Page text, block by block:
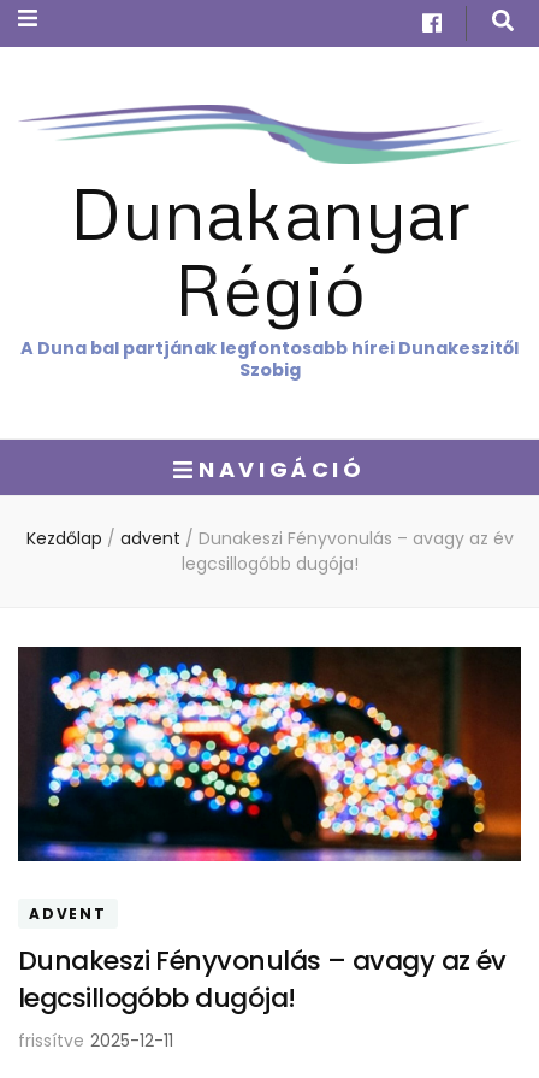
Dunakanyar
Régió
A Duna bal partjának legfontosabb hírei Dunakeszitől
Szobig
NAVIGÁCIÓ
Kezdőlap / advent / Dunakeszi Fényvonulás – avagy az év
legcsillogóbb dugója!
ADVENT
Dunakeszi Fényvonulás – avagy az év
legcsillogóbb dugója!
frissítve 2025-12-11